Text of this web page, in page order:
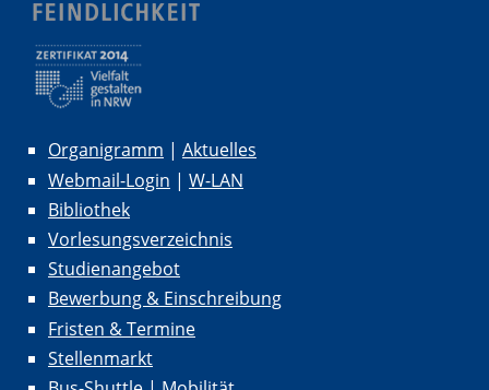
Organigramm | Aktuelles
Webmail-Login | W-LAN
Bibliothek
Vorlesungsverzeichnis
Studienangebot
Bewerbung & Einschreibung
Fristen & Termine
Stellenmarkt